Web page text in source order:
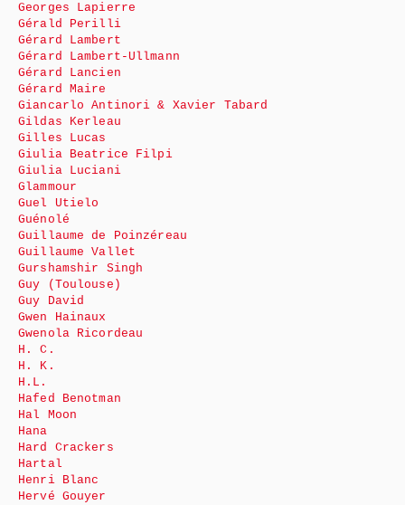
Georges Lapierre
Gérald Perilli
Gérard Lambert
Gérard Lambert-Ullmann
Gérard Lancien
Gérard Maire
Giancarlo Antinori & Xavier Tabard
Gildas Kerleau
Gilles Lucas
Giulia Beatrice Filpi
Giulia Luciani
Glammour
Guel Utielo
Guénolé
Guillaume de Poinzéreau
Guillaume Vallet
Gurshamshir Singh
Guy (Toulouse)
Guy David
Gwen Hainaux
Gwenola Ricordeau
H. C.
H. K.
H.L.
Hafed Benotman
Hal Moon
Hana
Hard Crackers
Hartal
Henri Blanc
Hervé Gouyer